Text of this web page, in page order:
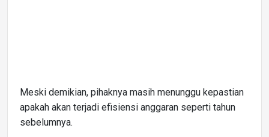
Meski demikian, pihaknya masih menunggu kepastian
apakah akan terjadi efisiensi anggaran seperti tahun
sebelumnya.